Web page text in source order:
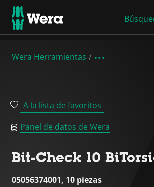
Wera Herramientas
A la lista de favoritos
Panel de datos de Wera
Bit-Check 10
05056374001, 10 piezas